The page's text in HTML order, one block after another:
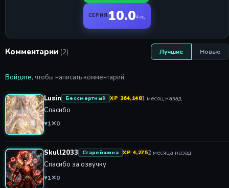
СЕРИЯ 10.04 оц.
Комментарии (2) Лучшие Новые
Войдите, чтобы написать комментарий.
Lusin Бессмертный XP 364,1481 месяц назад
Спасибо
♥1✕0
Skull2033 Старейшина XP 4,2752 месяца назад
Спасибо за озвучку
♥1✕0